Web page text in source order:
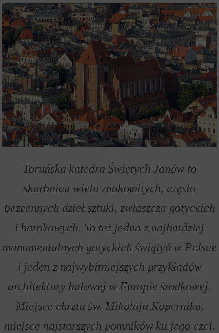
Toruńska katedra Świętych Janów to
skarbnica wielu znakomitych, często
bezcennych dzieł sztuki, zwłaszcza gotyckich
i barokowych. To też jedna z najbardziej
monumentalnych gotyckich świątyń w Polsce
i jeden z najwybitniejszych przykładów
architektury halowej w Europie środkowej.
Miejsce chrztu św. Mikołaja Kopernika,
miejsce najstarszych pomników ku jego czci.